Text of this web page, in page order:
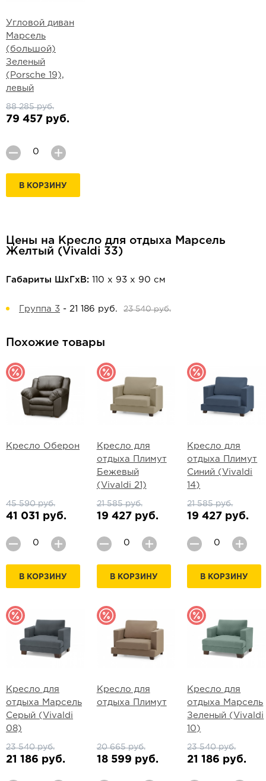
Угловой диван
Марсель
(большой)
Зеленый
(Porsche 19),
левый
88 285 руб.
79 457 руб.
В КОРЗИНУ
Цены на Кресло для отдыха Марсель
Желтый (Vivaldi 33)
Габариты ШхГхВ: 110 х 93 х 90 см
Группа 3 - 21 186 руб. 23 540 руб.
Похожие товары
Кресло Оберон
45 590 руб.
41 031 руб.
В КОРЗИНУ
Кресло для
отдыха Плимут
Бежевый
(Vivaldi 21)
21 585 руб.
19 427 руб.
В КОРЗИНУ
Кресло для
отдыха Плимут
Синий (Vivaldi
14)
21 585 руб.
19 427 руб.
В КОРЗИНУ
Кресло для
отдыха Марсель
Серый (Vivaldi
08)
23 540 руб.
21 186 руб.
Кресло для
отдыха Плимут
20 665 руб.
18 599 руб.
Кресло для
отдыха Марсель
Зеленый (Vivaldi
10)
23 540 руб.
21 186 руб.